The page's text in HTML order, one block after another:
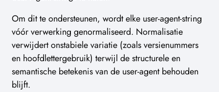
Om dit te ondersteunen, wordt elke user-agent-string
vóór verwerking genormaliseerd. Normalisatie
verwijdert onstabiele variatie (zoals versienummers
en hoofdlettergebruik) terwijl de structurele en
semantische betekenis van de user-agent behouden
blijft.